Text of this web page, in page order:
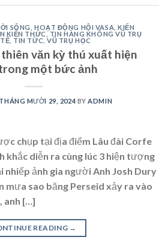
SỐNG HOẠT ĐỘNG HỘI VASA ,KIẾN
KIẾN THỨC
TIN HÀNG KHÔNG VŨ TRỤ
TIN TỨC ,VŨ TRỤ HỌC
văn kỳ thú xuất hiện
một bức ảnh
THÁNG MƯỜI 29, 2024 BYADMIN
chụp tại địa điểm Lâu đài Corfe
khắc diễn ra cùng lúc 3 hiện tượng
nhiếp ảnh gia người Anh Josh Dury
mưa sao băng Perseid xảy ra vào
anh […]
READING →